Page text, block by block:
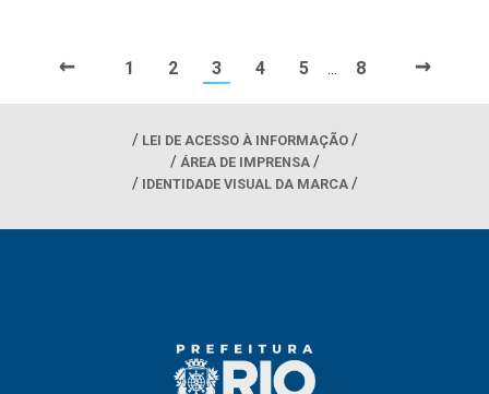
← 1 2 3 4 5 … 8 →
LEI DE ACESSO À INFORMAÇÃO
ÁREA DE IMPRENSA
IDENTIDADE VISUAL DA MARCA